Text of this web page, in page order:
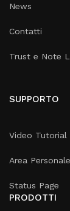
News
Contatti
Trust e Note
SUPPORTO
Video Tutorial
Area Personale
Status Page
PRODOTTI